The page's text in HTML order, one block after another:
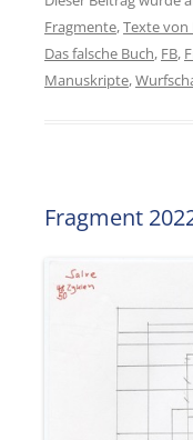
Fragmente,Texte von
Das falsche Buch, FB,
Manuskripte,
Fragment